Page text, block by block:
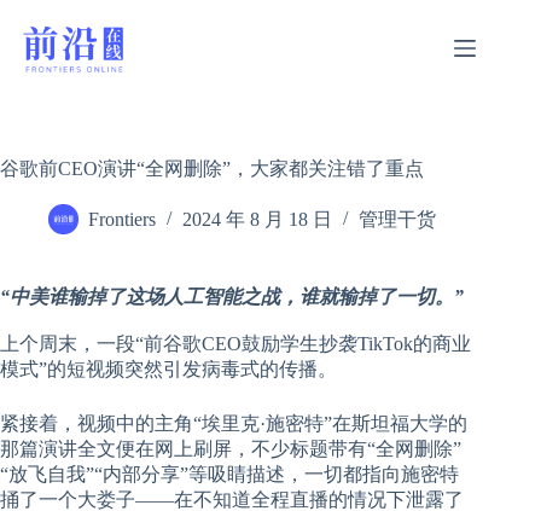
谷歌前CEO演讲“全网删除”，大家都关注错了重点
Frontiers 2024 年 8 月 18 日 管理干货
“中美谁输掉了这场人工智能之战，谁就输掉了一切。 ”
上个周末，一段“前谷歌CEO鼓励学生抄袭TikTok的商业
模式”的短视频突然引发病毒式的传播。
紧接着，视频中的主角“埃里克·施密特”在斯坦福大学的
那篇演讲全文便在网上刷屏，不少标题带有“全网删除”
“放飞自我”“内部分享”等吸睛描述，一切都指向施密特
捅了一个大娄子——在不知道全程直播的情况下泄露了